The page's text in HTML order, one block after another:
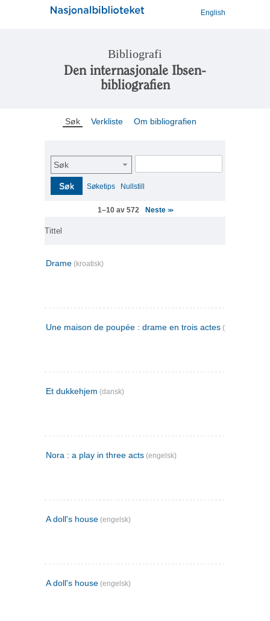
English
Bibliografi
Den internasjonale Ibsen-
bibliografien
Søk Verkliste Om bibliografien
Søk
Søk Søketips Nullstill
1–10 av 572 Neste >>
Tittel
Drame (kroatisk)
Une maison de poupée : drame en trois actes (fransk)
Et dukkehjem (dansk)
Nora : a play in three acts (engelsk)
A doll's house (engelsk)
A doll's house (engelsk)